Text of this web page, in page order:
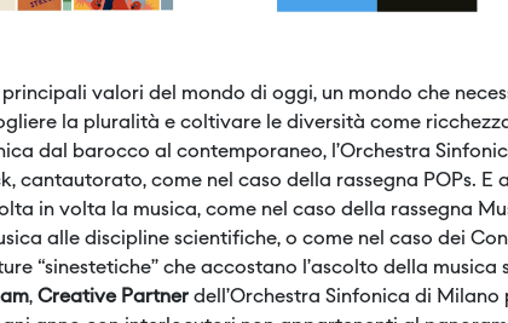
valori del mondo di oggi, un mondo che
la pluralità e coltivare le diversità come
dal barocco al contemporaneo, l’Orchestra
cantautorato, come nel caso della rassegna POPs. E
in volta la musica, come nel caso della rassegna
alle discipline scientifiche, o come nel caso dei
“sinestetiche” che accostano l’ascolto della
, Creative Partner dell’Orchestra Sinfonica di